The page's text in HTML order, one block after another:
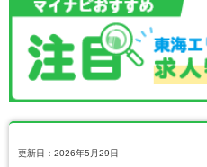
更新日：2026年5月29日